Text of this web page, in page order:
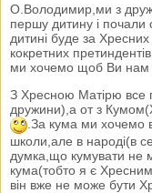
О.Володимир,ми з
першу дитину і почали
дитині буде за
кокретних
ми хочемо щоб Ви нам
З Хресною Матірю все
дружини),а от з
.За кума ми хочемо
школи,але в народі(в
думка,що кумувати не
кума(тобто я є
він вже не може бути